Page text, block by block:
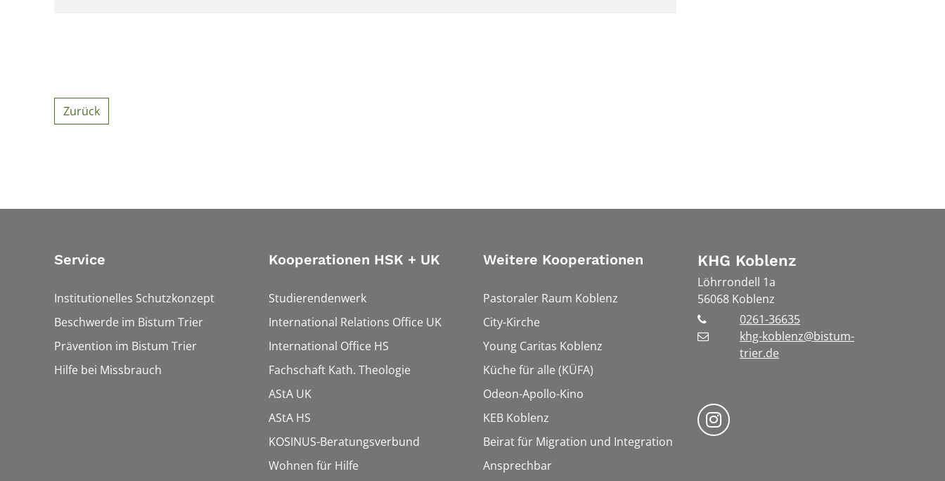
Zurück
Service
Institutionelles Schutzkonzept
Beschwerde im Bistum Trier
Prävention im Bistum Trier
Hilfe bei Missbrauch
Kooperationen HSK + UK
Studierendenwerk
International Relations Office UK
International Office HS
Fachschaft Kath. Theologie
AStA UK
AStA HS
KOSINUS-Beratungsverbund
Wohnen für Hilfe
Weitere Kooperationen
Pastoraler Raum Koblenz
City-Kirche
Young Caritas Koblenz
Küche für alle (KÜFA)
Odeon-Apollo-Kino
KEB Koblenz
Beirat für Migration und Integration
Ansprechbar
KHG Koblenz
Löhrrondell 1a
56068 Koblenz
0261-36635
khg-koblenz@bistum-
trier.de
Bistum Trier auf Instragram